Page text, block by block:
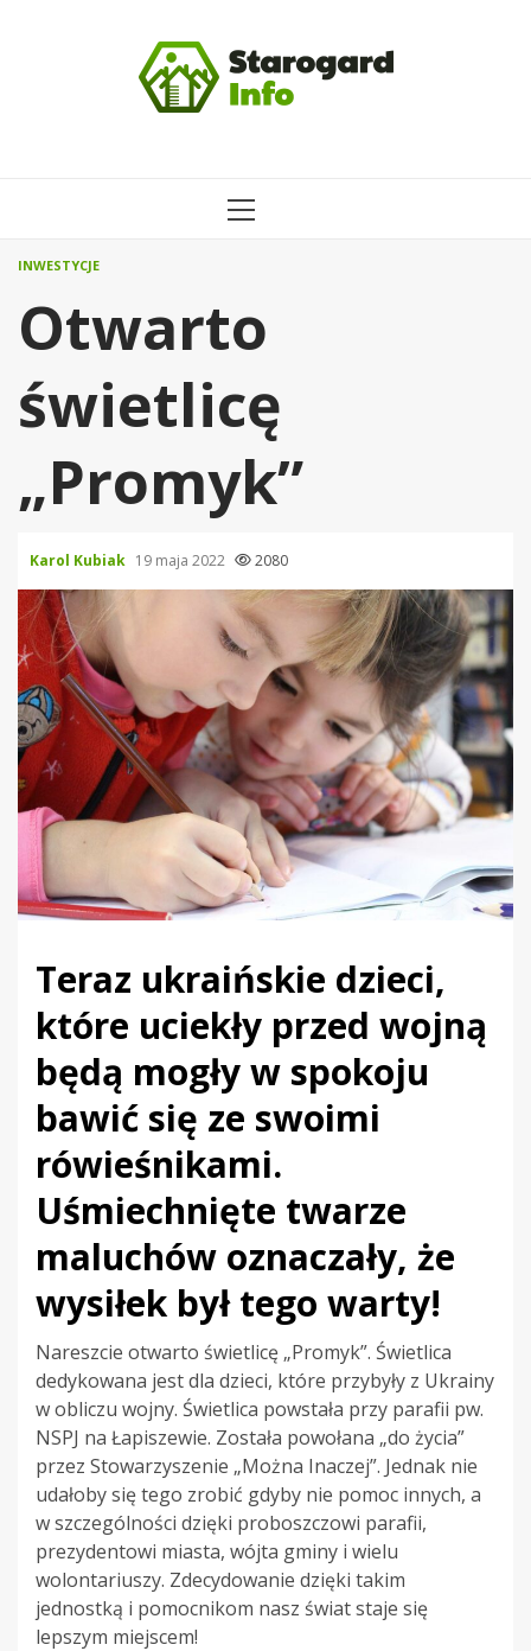
MENU
INWESTYCJE
Otwarto
świetlicę
„Promyk”
Karol Kubiak 19 maja 2022 2080
Teraz ukraińskie dzieci,
które uciekły przed wojną
będą mogły w spokoju
bawić się ze swoimi
rówieśnikami.
Uśmiechnięte twarze
maluchów oznaczały, że
wysiłek był tego warty!
Nareszcie otwarto świetlicę „Promyk”. Świetlica
dedykowana jest dla dzieci, które przybyły z Ukrainy
w obliczu wojny. Świetlica powstała przy parafii pw.
NSPJ na Łapiszewie. Została powołana „do życia”
przez Stowarzyszenie „Można Inaczej”. Jednak nie
udałoby się tego zrobić gdyby nie pomoc innych, a
w szczególności dzięki proboszczowi parafii,
prezydentowi miasta, wójta gminy i wielu
wolontariuszy. Zdecydowanie dzięki takim
jednostką i pomocnikom nasz świat staje się
lepszym miejscem!